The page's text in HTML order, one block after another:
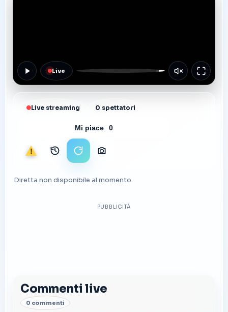
Live
Live streaming 0 spettatori
Mi piace 0
SegnalaArchivio immagini
Ricarica stream
Scarica foto
Diretta non disponibile al momento
PUBBLICITÀ
Commenti live
0 commenti